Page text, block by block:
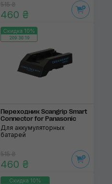
515 ₴
460 ₴
Скидка 10%
209:30:19
Переходник Scangrip Smart
Connector for Panasonic
Для аккумуляторных
батарей
515 ₴
460 ₴
Скидка 10%